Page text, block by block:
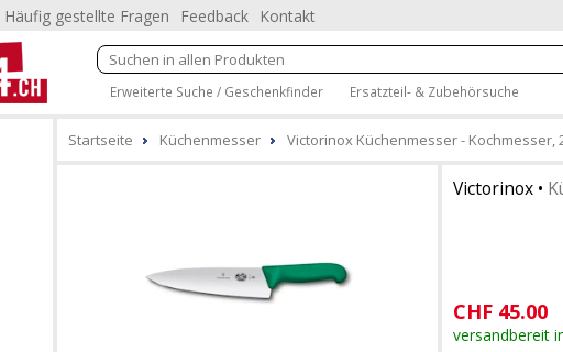
Häufig gestellte Fragen Feedback Kontakt
Erweiterte Suche / Geschenkfinder Ersatzteil- & Zubehörsuche
Startseite Küchenmesser Victorinox Küchenmesser - Kochmesser,
Victorinox•
CHF 45.00
versandbereit